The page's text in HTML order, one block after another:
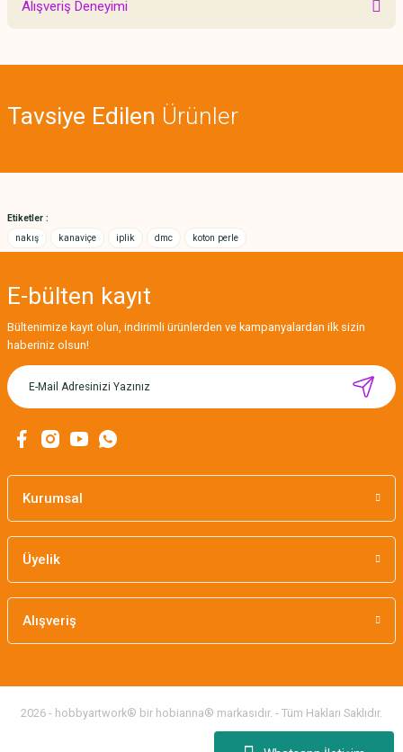
yetersiz gördüğünüz noktaları öneri formunu kullanarak tarafımıza
Ürün açıklamasında eksik bilgiler bulunuyor.
Alışveriş Deneyimi
Tavsiye Edilen Ürünler
CÂLIN İŞLENEBİLİR HEDİYE KARTLARI / 12'Lİ
169,00 TL
Etiketler :
nakış
kanaviçe iplik dmc koton perle
E-bülten kayıt
Bültenimize kayıt olun, indirimli ürünlerden ve kampanyalardan ilk sizin
haberiniz olsun!
Kurumsal
Üyelik
Alışveriş
2026 - hobbyartwork® bir hobianna® markasıdır. - Tüm Hakları Saklıdır.